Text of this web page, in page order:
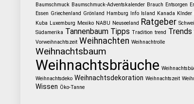
Baumschmuck Baumschmuck-Adventskalender Brauch Entsorgen
Essen Griechenland Grönland Hamburg Info Island Kanada KInder
Kuba Luxemburg Mexiko NABU Neuseeland Ratgeber
Südamerika Tannenbaum Tipps Tradition trend Trends
Vorweihnachtszeit Weihnachten Weihnachtrolle
Weihnachtsbaum
Weihnachtsbräuche
Weihnachtsdeko Weihnachtsdekoration Weihnachtszeit
Wissen Öko-Tanne